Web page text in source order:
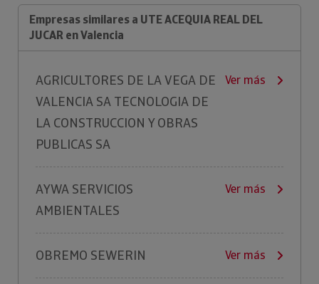
Empresas similares a UTE ACEQUIA REAL DEL
JUCAR en Valencia
AGRICULTORES DE LA VEGA DE
VALENCIA SA TECNOLOGIA DE
LA CONSTRUCCION Y OBRAS
PUBLICAS SA
Ver más
AYWA SERVICIOS
AMBIENTALES
Ver más
OBREMO SEWERIN Ver más